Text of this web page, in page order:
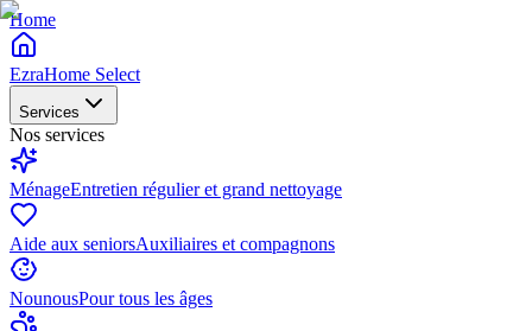
Home
EzraHome Select
Services
Nos services
MénageEntretien régulier et grand nettoyage
Aide aux seniorsAuxiliaires et compagnons
NounousPour tous les âges